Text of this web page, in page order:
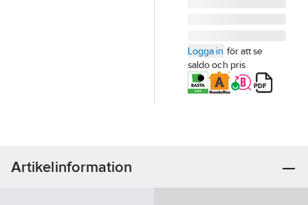
Logga in för att se
saldo och pris
Artikelinformation